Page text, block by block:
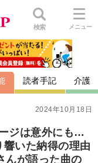
検索 メニュー
読者手記 介護
2024年10月18日
ジは意外にも…
いた納得の理由
んが語った曲の